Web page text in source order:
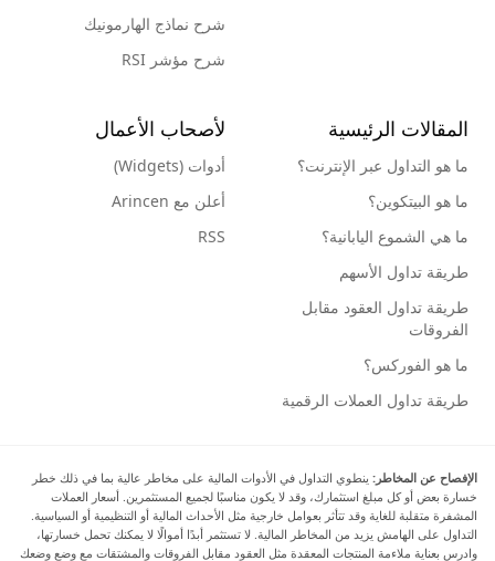
شرح نماذج الهارمونيك
شرح مؤشر RSI
المقالات الرئيسية
ما هو التداول عبر الإنترنت؟
ما هو البيتكوين؟
ما هي الشموع اليابانية؟
طريقة تداول الأسهم
طريقة تداول العقود مقابل
الفروقات
ما هو الفوركس؟
طريقة تداول العملات الرقمية
لأصحاب الأعمال
أدوات (Widgets)
أعلن مع Arincen
RSS
الإفصاح عن المخاطر: ينطوي التداول في الأدوات المالية على مخاطر عالية بما في ذلك خطر
خسارة بعض أو كل مبلغ استثمارك، وقد لا يكون مناسبًا لجميع المستثمرين. أسعار العملات
المشفرة متقلبة للغاية وقد تتأثر بعوامل خارجية مثل الأحداث المالية أو التنظيمية أو السياسية.
التداول على الهامش يزيد من المخاطر المالية. لا تستثمر أبدًا أموالًا لا يمكنك تحمل خسارتها،
وادرس بعناية ملاءمة المنتجات المعقدة مثل العقود مقابل الفروقات والمشتقات مع وضع وضعك